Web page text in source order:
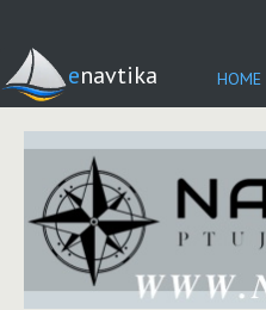
enavtika HOME